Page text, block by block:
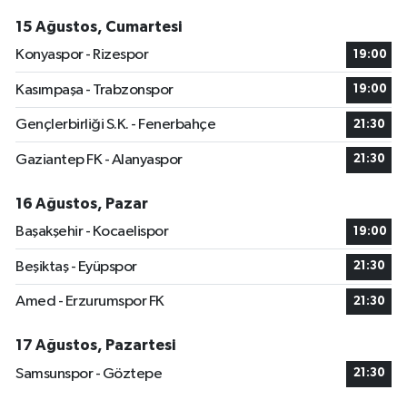
15 Ağustos, Cumartesi
Konyaspor - Rizespor
19:00
Kasımpaşa - Trabzonspor 19:00
Gençlerbirliği S.K. - Fenerbahçe 21:30
Gaziantep FK - Alanyaspor 21:30
16 Ağustos, Pazar
Başakşehir - Kocaelispor
19:00
Beşiktaş - Eyüpspor 21:30
Amed - Erzurumspor FK 21:30
17 Ağustos, Pazartesi
Samsunspor - Göztepe
21:30